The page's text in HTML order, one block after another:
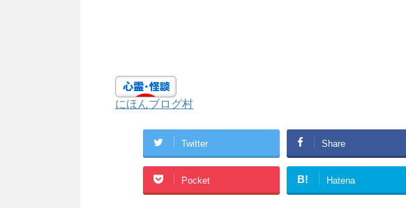
にほんブログ村
Twitter Share
Pocket B! Hatena